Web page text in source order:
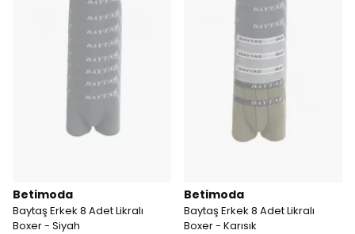
Betimoda
Baytaş Erkek 8 Adet Likralı
Boxer - Siyah
Betimoda
Baytaş Erkek 8 Adet Likralı
Boxer - Karısık